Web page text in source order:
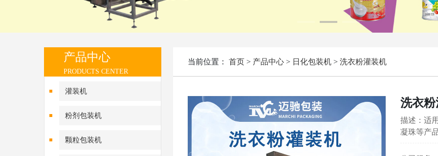
产品中心
PRODUCTS CENTER
灌装机
粉剂包装机
颗粒包装机
当前位置： 首页 > 产品中心 > 日化包装机 > 洗衣粉灌装机
洗衣
描述：适
凝珠等产